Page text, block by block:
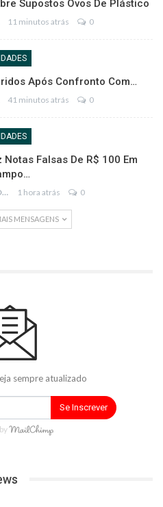
Supostos Ovos De Plástico
11 minutos atrás 0
Após Confronto Com…
41 minutos atrás 0
Falsas De R$ 100 Em
PLANTÃO DE NOTÍCIAS 1 hora atrás 0
MENSAGENS
sempre atualizado
Se Inscrever